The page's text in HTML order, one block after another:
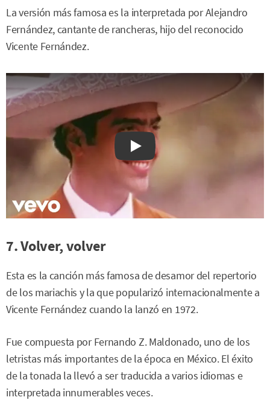
La versión más famosa es la interpretada por Alejandro
Fernández, cantante de rancheras, hijo del reconocido
Vicente Fernández.
Watch on YouTube
7. Volver, volver
Esta es la canción más famosa de desamor del repertorio
de los mariachis y la que popularizó internacionalmente a
Vicente Fernández cuando la lanzó en 1972.
Fue compuesta por Fernando Z. Maldonado, uno de los
letristas más importantes de la época en México. El éxito
de la tonada la llevó a ser traducida a varios idiomas e
interpretada innumerables veces.